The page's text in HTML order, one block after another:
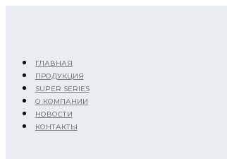
ГЛАВНАЯ
ПРОДУКЦИЯ
SUPER SERIES
О КОМПАНИИ
НОВОСТИ
КОНТАКТЫ